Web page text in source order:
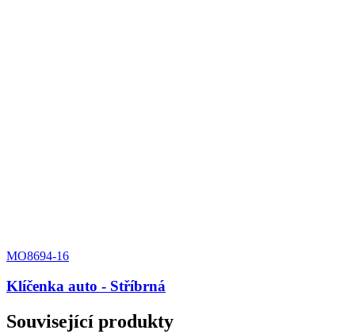
MO8694-16
Klíčenka auto - Stříbrná
Související produkty